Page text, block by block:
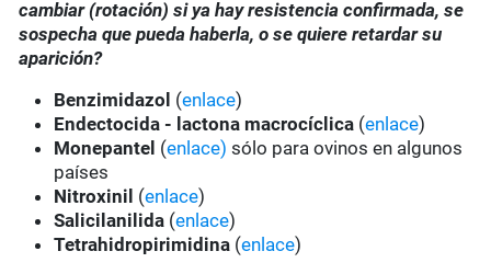
cambiar (rotación) si ya hay resistencia confirmada, se
sospecha que pueda haberla, o se quiere retardar su
aparición?
Benzimidazol (enlace)
Endectocida - lactona macrocíclica (enlace)
Monepantel (enlace) sólo para ovinos en algunos
países
Nitroxinil (enlace)
Salicilanilida (enlace)
Tetrahidropirimidina (enlace)